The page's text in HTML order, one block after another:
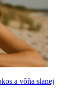
a vôňa slanej